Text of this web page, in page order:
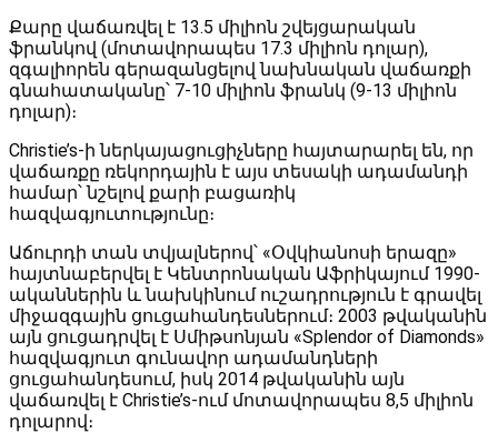
Քարը վաճառվել է 13.5 միլիոն շվեյցարական
ֆրանկով (մոտավորապես 17.3 միլիոն դոլար),
զգալիորեն գերազանցելով նախնական վաճառքի
գնահատականը՝ 7-10 միլիոն ֆրանկ (9-13 միլիոն
դոլար)։
Christie’s-ի ներկայացուցիչները հայտարարել են, որ
վաճառքը ռեկորդային է այս տեսակի ադամանդի
համար՝ նշելով քարի բացառիկ
հազվագյուտությունը։
Աճուրդի տան տվյալներով՝ «Օվկիանոսի երազը»
հայտնաբերվել է Կենտրոնական Աֆրիկայում 1990-
ականներին և նախկինում ուշադրություն է գրավել
միջազգային ցուցահանդեսներում։ 2003 թվականին
այն ցուցադրվել է Սմիթսոնյան «Splendor of Diamonds»
հազվագյուտ գունավոր ադամանդների
ցուցահանդեսում, իսկ 2014 թվականին այն
վաճառվել է Christie’s-ում մոտավորապես 8,5 միլիոն
դոլարով։